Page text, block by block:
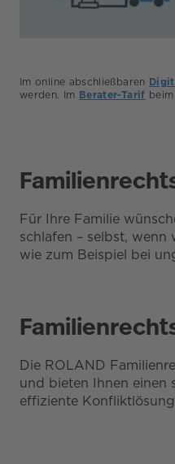
Im online abschließbaren
werden. Im Berater-Tarif
Für Ihre Familie
schlafen – selbst,
wie zum Beispiel bei
Die ROLAND
und bieten Ihnen einen
effiziente